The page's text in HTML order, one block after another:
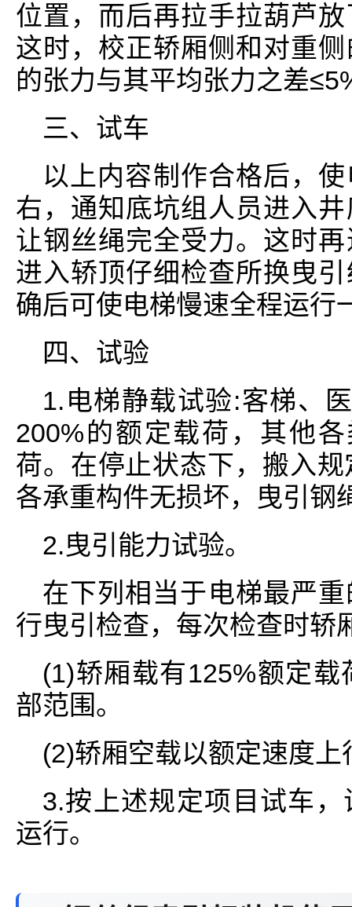
位置，而后再拉手拉葫芦
这时，校正轿厢侧和对重
的张力与其平均张力之差
三、试车
以上内容制作合格后，
右，通知底坑组人员进入
让钢丝绳完全受力。这时
进入轿顶仔细检查所换曳
确后可使电梯慢速全程运行
四、试验
1.电梯静载试验:客梯、
200%的额定载荷，其他
荷。在停止状态下，搬入
各承重构件无损坏，曳引钢
2.曳引能力试验。
在下列相当于电梯最严
行曳引检查，每次检查时轿
(1)轿厢载有125%额定
部范围。
(2)轿厢空载以额定速度
3.按上述规定项目试车
运行。